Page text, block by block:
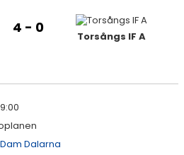
4 - 0
Torsångs IF A
Dalarna